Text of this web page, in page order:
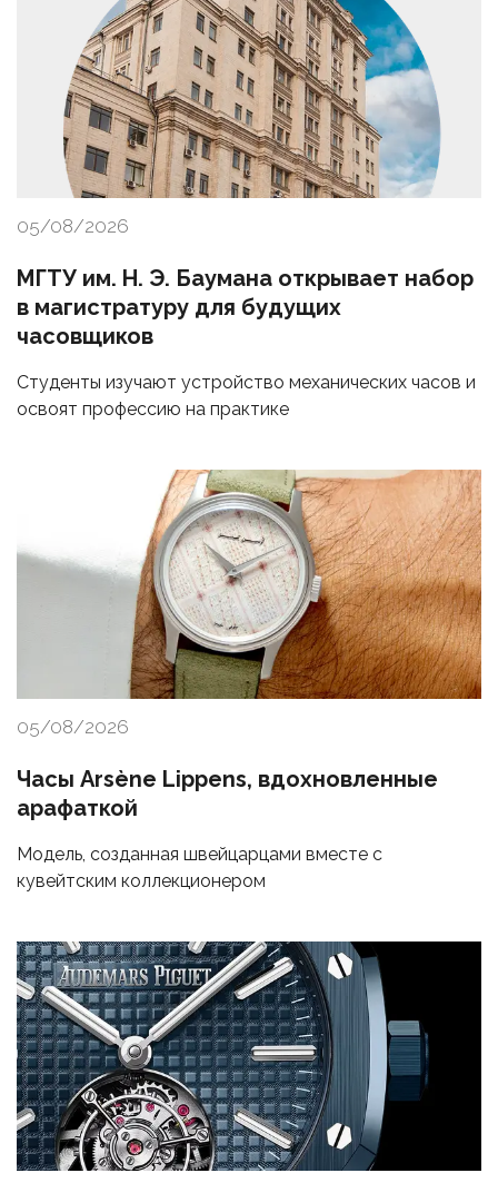
05/08/2026
МГТУ им. Н. Э. Баумана открывает набор
в магистратуру для будущих
часовщиков
Студенты изучают устройство механических часов и
освоят профессию на практике
05/08/2026
Часы Arsène Lippens, вдохновленные
арафаткой
Модель, созданная швейцарцами вместе с
кувейтским коллекционером